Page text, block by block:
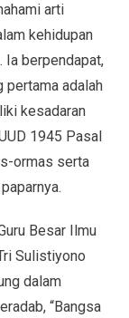
arti
kehidupan
Ia berpendapat,
pertama adalah
kesadaran
1945 Pasal
ormas serta
Besar Ilmu
Sulistiyono
dalam
“Bangsa